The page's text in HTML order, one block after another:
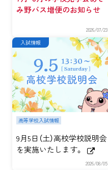
み野バス増便のお知らせ
2026/07/23
入試情報
高等学校入試情報
9月5日（土）高校学校説明会
を実施いたします。
2026/08/05